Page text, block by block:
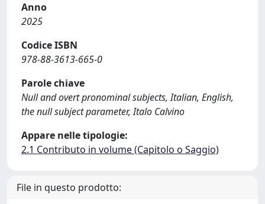
Anno
2025
Codice ISBN
978-88-3613-665-0
Parole chiave
Null and overt pronominal subjects, Italian, English,
the null subject parameter, Italo Calvino
Appare nelle tipologie:
2.1 Contributo in volume (Capitolo o Saggio)
File in questo prodotto: